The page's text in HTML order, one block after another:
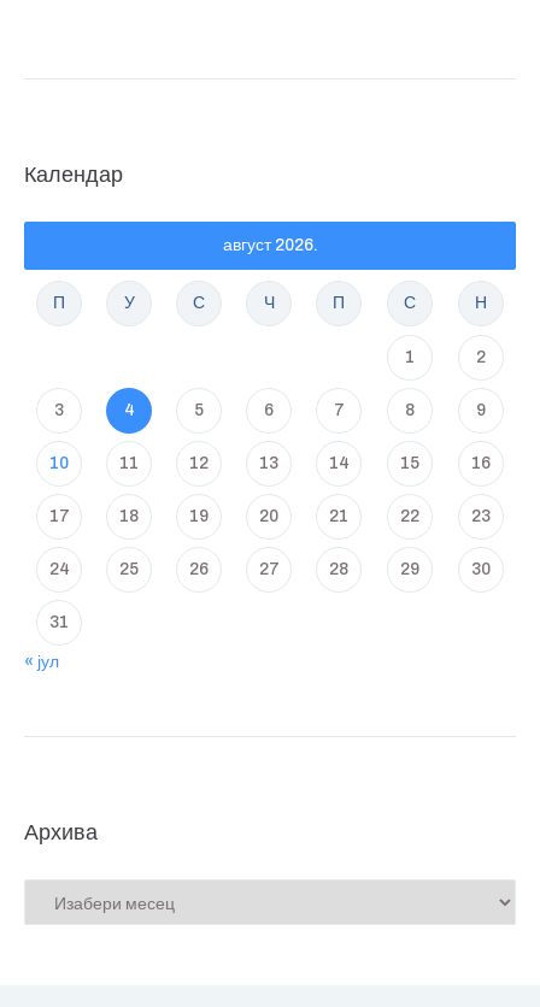
Календар
август 2026.
П У С Ч П С Н
1 2
3 4 5 6 7 8 9
10 11 12 13 14 15 16
17 18 19 20 21 22 23
24 25 26 27 28 29 30
31
« јул
Архива